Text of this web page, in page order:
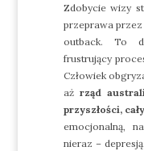
Zdobycie wizy
przeprawa
outback. To
frustrujący
Człowiek
aż rząd
przyszłości,
emocjonalną,
nieraz –